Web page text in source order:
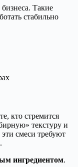
Такие
стабильно
кто стремится
текстуру и
смеси требуют
ингредиентом.